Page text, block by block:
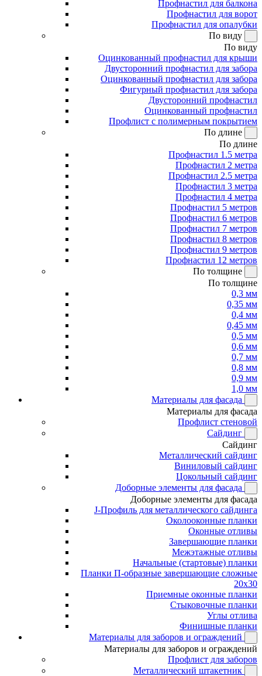
Профнастил для балкона
Профнастил для ворот
Профнастил для опалубки
По виду
По виду
Оцинкованный профнастил для крыши
Двусторонний профнастил для забора
Оцинкованный профнастил для забора
Фигурный профнастил для забора
Двусторонний профнастил
Оцинкованный профнастил
Профлист с полимерным покрытием
По длине
По длине
Профнастил 1.5 метра
Профнастил 2 метра
Профнастил 2.5 метра
Профнастил 3 метра
Профнастил 4 метра
Профнастил 5 метров
Профнастил 6 метров
Профнастил 7 метров
Профнастил 8 метров
Профнастил 9 метров
Профнастил 12 метров
По толщине
По толщине
0,3 мм
0,35 мм
0,4 мм
0,45 мм
0,5 мм
0,6 мм
0,7 мм
0,8 мм
0,9 мм
1,0 мм
Материалы для фасада
Материалы для фасада
Профлист стеновой
Сайдинг
Сайдинг
Металлический сайдинг
Виниловый сайдинг
Цокольный сайдинг
Доборные элементы для фасада
Доборные элементы для фасада
J-Профиль для металлического сайдинга
Околооконные планки
Оконные отливы
Завершающие планки
Межэтажные отливы
Начальные (стартовые) планки
Планки П-образные завершающие сложные
20x30
Приемные оконные планки
Стыковочные планки
Углы отлива
Финишные планки
Материалы для заборов и ограждений
Материалы для заборов и ограждений
Профлист для заборов
Металлический штакетник